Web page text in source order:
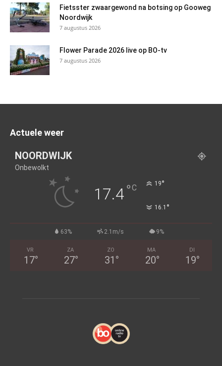
Fietsster zwaargewond na botsing op Gooweg
Noordwijk
7 augustus 2026
Flower Parade 2026 live op BO-tv
7 augustus 2026
Actuele weer
NOORDWIJK
Onbewolkt
17.4°C 19°
16.1 °
63% 2.1m/s 9%
VR
17°
ZA
27°
ZO
31 °
MA
20°
DI
19°